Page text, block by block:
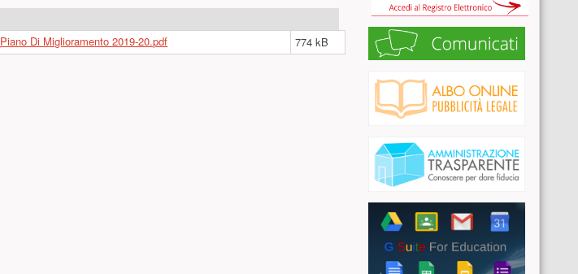
Piano Di Miglioramento 2019-20.pdf
774 kB